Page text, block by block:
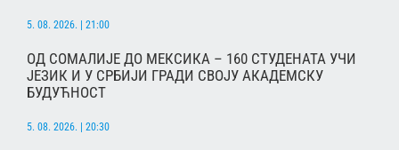
5. 08. 2026. | 21:00
ОД СОМАЛИЈЕ ДО МЕКСИКА – 160 СТУДЕНАТА УЧИ
ЈЕЗИК И У СРБИЈИ ГРАДИ СВОЈУ АКАДЕМСКУ
БУДУЋНОСТ
5. 08. 2026. | 20:30